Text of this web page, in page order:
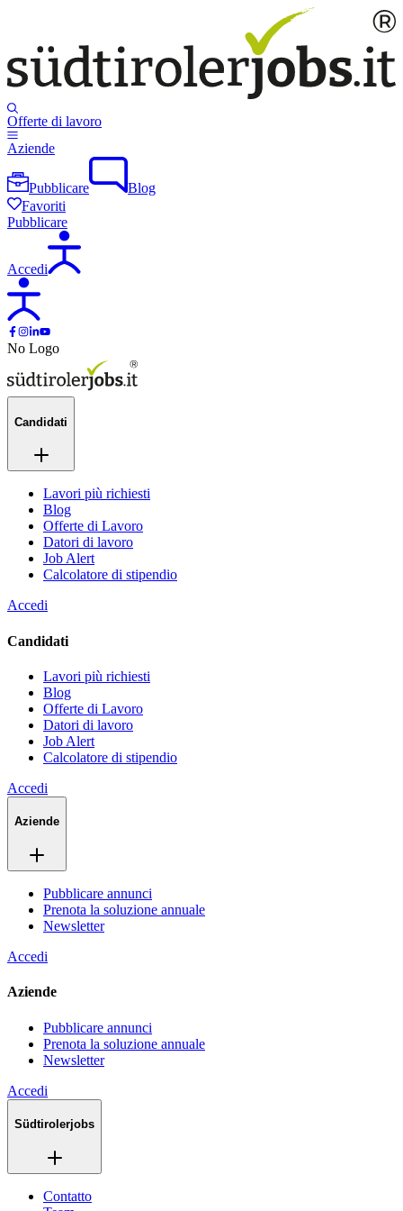
Offerte di lavoro
Aziende
Pubblicare
Blog
Favoriti
Pubblicare
Accedi
No Logo
Candidati
Lavori più richiesti
Blog
Offerte di Lavoro
Datori di lavoro
Job Alert
Calcolatore di stipendio
Accedi
Candidati
Lavori più richiesti
Blog
Offerte di Lavoro
Datori di lavoro
Job Alert
Calcolatore di stipendio
Accedi
Aziende
Pubblicare annunci
Prenota la soluzione annuale
Newsletter
Accedi
Aziende
Pubblicare annunci
Prenota la soluzione annuale
Newsletter
Accedi
Südtirolerjobs
Contatto